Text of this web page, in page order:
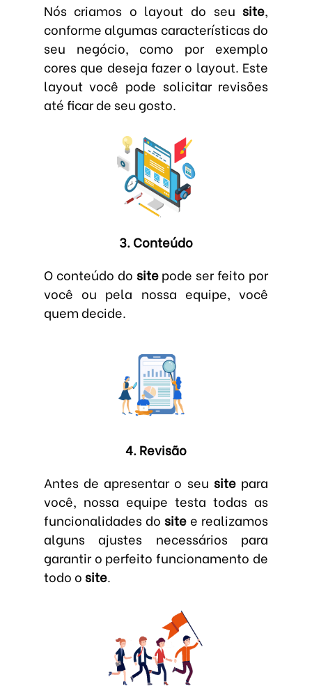
Nós criamos o layout do seusite,
conforme algumas características do
seu negócio, como por exemplo
cores que deseja fazer o layout. Este
layout você pode solicitar revisões
até ficar de seu gosto.
3. Conteúdo
O conteúdo do sitepode ser feito por
você ou pela nossa equipe, você
quem decide.
4. Revisão
Antes de apresentar o seu site para
você, nossa equipe testa todas as
funcionalidades do sitee realizamos
alguns ajustes necessários para
garantir o perfeito funcionamento de
todo osite.